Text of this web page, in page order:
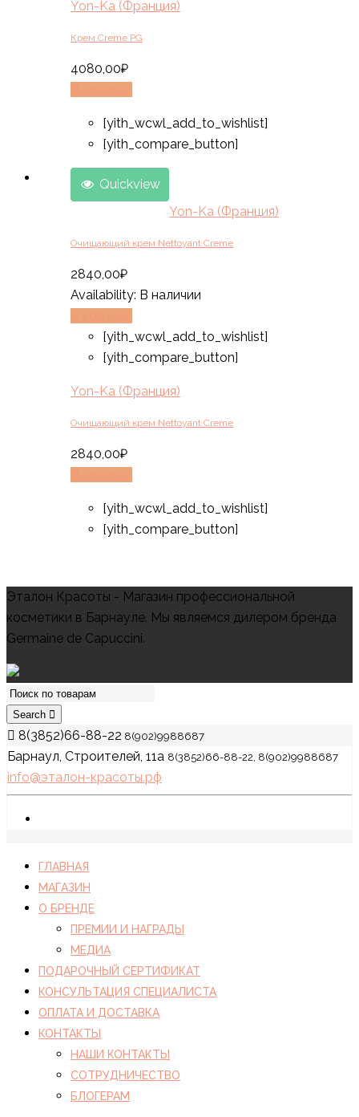
Yon-Ka (Франция)
Крем Creme PG
4080,00₽
[yith_wcwl_add_to_wishlist]
[yith_compare_button]
Quickview
Yon-Ka (Франция)
Очищающий крем Nettoyant Creme
2840,00₽
Availability: В наличии
[yith_wcwl_add_to_wishlist]
[yith_compare_button]
Yon-Ka (Франция)
Очищающий крем Nettoyant Creme
2840,00₽
[yith_wcwl_add_to_wishlist]
[yith_compare_button]
Эталон Красоты - Магазин профессиональной
косметики в Барнауле. Мы являемся дилером бренда
Germaine de Capuccini.
Search
8(3852)66-88-22 8(902)9988687
Барнаул, Строителей, 11а 8(3852)66-88-22, 8(902)9988687
info@эталон-красоты.рф
ГЛАВНАЯ
МАГАЗИН
О БРЕНДЕ
ПРЕМИИ И НАГРАДЫ
МЕДИА
ПОДАРОЧНЫЙ СЕРТИФИКАТ
КОНСУЛЬТАЦИЯ СПЕЦИАЛИСТА
ОПЛАТА И ДОСТАВКА
КОНТАКТЫ
НАШИ КОНТАКТЫ
СОТРУДНИЧЕСТВО
БЛОГЕРАМ